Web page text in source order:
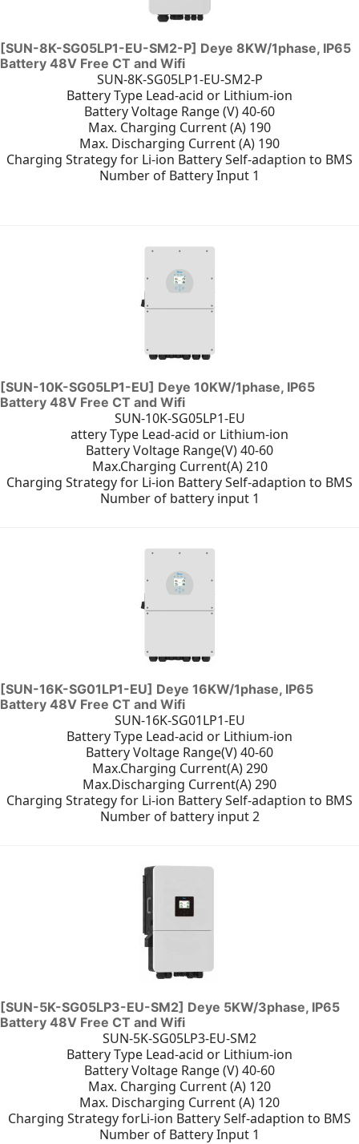
[SUN-8K-SG05LP1-EU-SM2-P] Deye 8KW/1phase, IP65
Battery 48V Free CT and Wifi
SUN-8K-SG05LP1-EU-SM2-P
Battery Type Lead-acid or Lithium-ion
Battery Voltage Range (V) 40-60
Max. Charging Current (A) 190
Max. Discharging Current (A) 190
Charging Strategy for Li-ion Battery Self-adaption to BMS
Number of Battery Input 1
[SUN-10K-SG05LP1-EU] Deye 10KW/1phase, IP65
Battery 48V Free CT and Wifi
SUN-10K-SG05LP1-EU
attery Type Lead-acid or Lithium-ion
Battery Voltage Range(V) 40-60
Max.Charging Current(A) 210
Charging Strategy for Li-ion Battery Self-adaption to BMS
Number of battery input 1
[SUN-16K-SG01LP1-EU] Deye 16KW/1phase, IP65
Battery 48V Free CT and Wifi
SUN-16K-SG01LP1-EU
Battery Type Lead-acid or Lithium-ion
Battery Voltage Range(V) 40-60
Max.Charging Current(A) 290
Max.Discharging Current(A) 290
Charging Strategy for Li-ion Battery Self-adaption to BMS
Number of battery input 2
[SUN-5K-SG05LP3-EU-SM2] Deye 5KW/3phase, IP65
Battery 48V Free CT and Wifi
SUN-5K-SG05LP3-EU-SM2
Battery Type Lead-acid or Lithium-ion
Battery Voltage Range (V) 40-60
Max. Charging Current (A) 120
Max. Discharging Current (A) 120
Charging Strategy forLi-ion Battery Self-adaption to BMS
Number of Battery Input 1